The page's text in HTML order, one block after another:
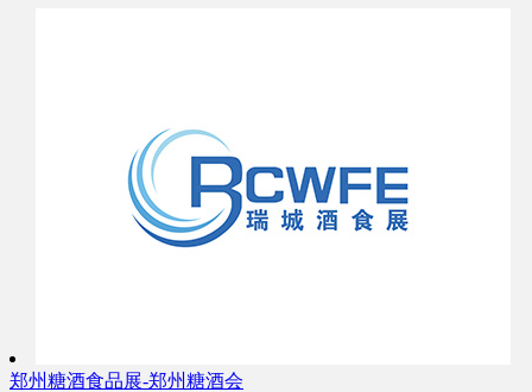
郑州糖酒食品展-郑州糖酒会